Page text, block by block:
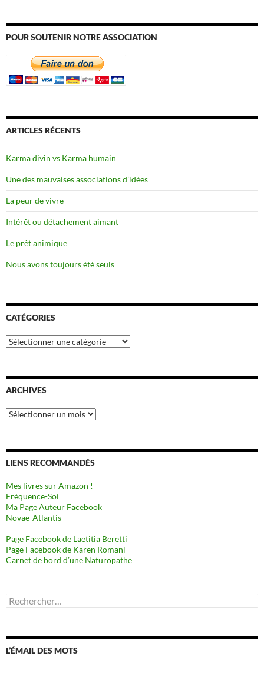
POUR SOUTENIR NOTRE ASSOCIATION
ARTICLES RÉCENTS
Karma divin vs Karma humain
Une des mauvaises associations d’idées
La peur de vivre
Intérêt ou détachement aimant
Le prêt animique
Nous avons toujours été seuls
CATÉGORIES
Catégories
ARCHIVES
Archives
LIENS RECOMMANDÉS
Mes livres sur Amazon !
Fréquence-Soi
Ma Page Auteur Facebook
Novae-Atlantis
Page Facebook de Laetitia Beretti
Page Facebook de Karen Romani
Carnet de bord d’une Naturopathe
Rechercher :
L’ÉMAIL DES MOTS